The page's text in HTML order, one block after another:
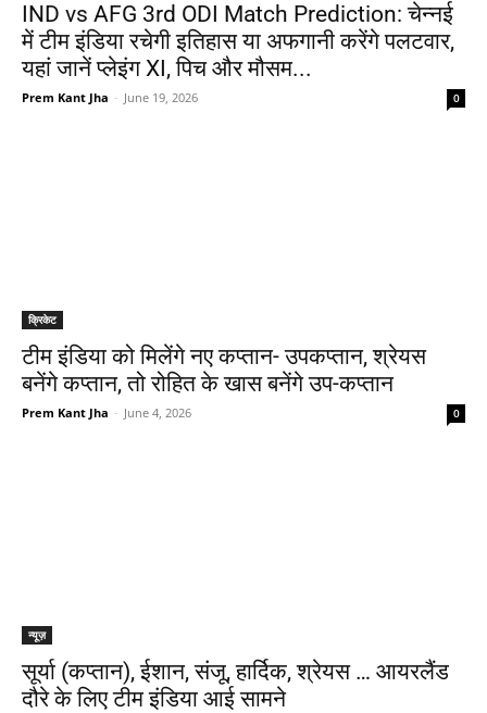
IND vs AFG 3rd ODI Match Prediction: चेन्नई
में टीम इंडिया रचेगी इतिहास या अफगानी करेंगे पलटवार,
यहां जानें प्लेइंग XI, पिच और मौसम...
Prem Kant Jha - June 19, 2026 0
क्रिकेट
टीम इंडिया को मिलेंगे नए कप्तान- उपकप्तान, श्रेयस
बनेंगे कप्तान, तो रोहित के खास बनेंगे उप-कप्तान
Prem Kant Jha - June 4, 2026 0
न्यूज़
सूर्या (कप्तान), ईशान, संजू, हार्दिक, श्रेयस … आयरलैंड
दौरे के लिए टीम इंडिया आई सामने